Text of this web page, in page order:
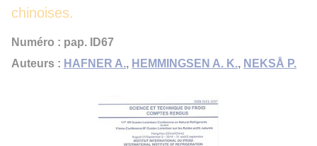
chinoises.
Numéro : pap. ID67
Auteurs : HAFNER A., HEMMINGSEN A. K., NEKSÅ P.